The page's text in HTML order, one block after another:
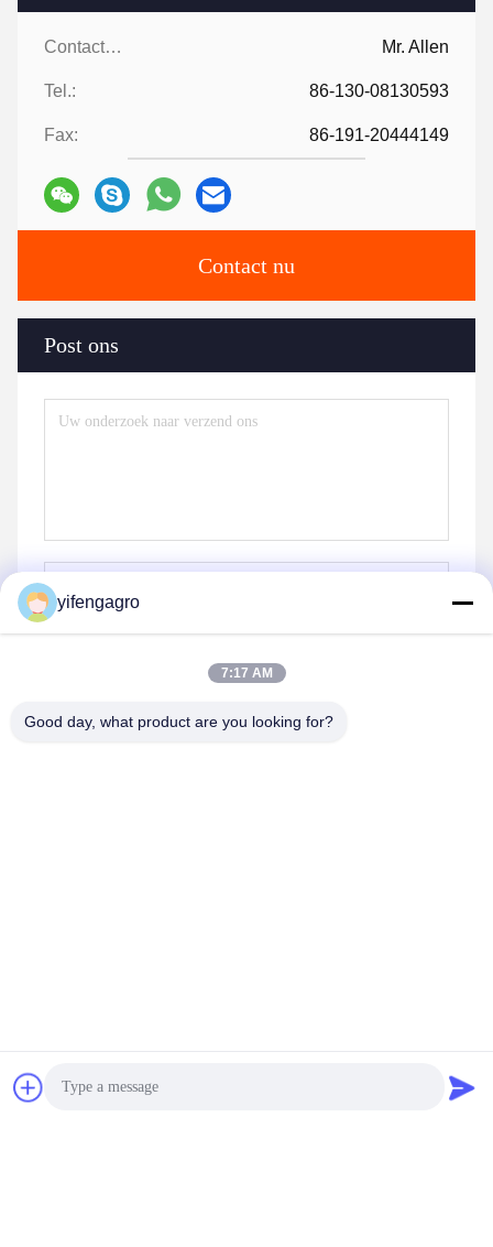
Contacten: Mr. Allen
Tel.: 86-130-08130593
Fax: 86-191-20444149
Contact nu
Post ons
Verzend
Rijstmolen Onder 75dB
Geluid voor Kleine
yifengagro
7:17 AM
Good day, what product are you looking for?